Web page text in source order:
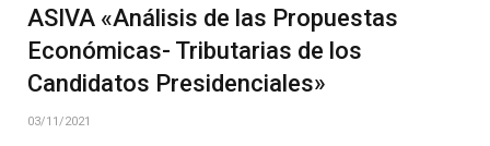
ASIVA «Análisis de las Propuestas
Económicas- Tributarias de los
Candidatos Presidenciales»
03/11/2021